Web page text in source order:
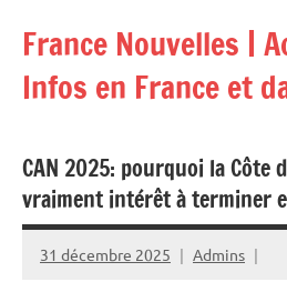
contenu
France Nouvelles |
Infos en France et
CAN 2025: pourquoi la Côte
vraiment intérêt à terminer
31 décembre 2025 Admins